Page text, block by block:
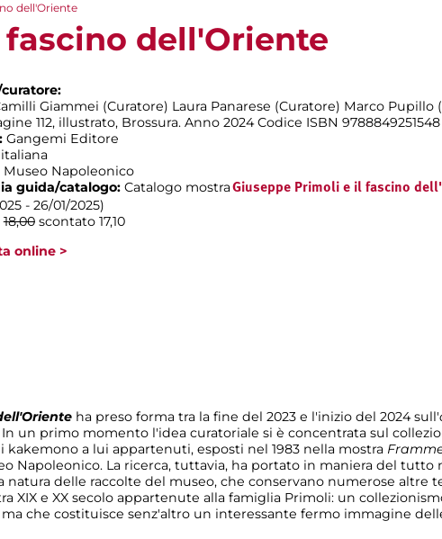
dell'Oriente
dell'Oriente
Giammei (Curatore) Laura Panarese (Curatore) Marco Pupillo
112, illustrato, Brossura. Anno 2024 Codice ISBN 9788849251548
Gangemi Editore
italiana
Museo Napoleonico
guida/catalogo: Catalogo mostraGiuseppe Primoli e il fascino
- 26/01/2025)
18,00 scontato 17,10
online >
ha preso forma tra la fine del 2023 e l'inizio del 2024 sull'
In un primo momento l'idea curatoriale si è concentrata sul
a lui appartenuti, esposti nel 1983 nella mostra
Napoleonico. La ricerca, tuttavia, ha portato in maniera del tutto
natura delle raccolte del museo, che conservano numerose altre
XIX e XX secolo appartenute alla famiglia Primoli: un
che costituisce senz'altro un interessante fermo immagine